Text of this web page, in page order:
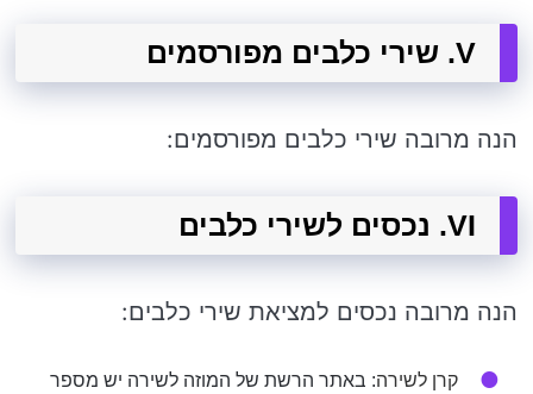
V. שירי כלבים מפורסמים
הנה מרובה שירי כלבים מפורסמים:
VI. נכסים לשירי כלבים
הנה מרובה נכסים למציאת שירי כלבים:
קרן לשירה: באתר הרשת של המוזה לשירה יש מספר